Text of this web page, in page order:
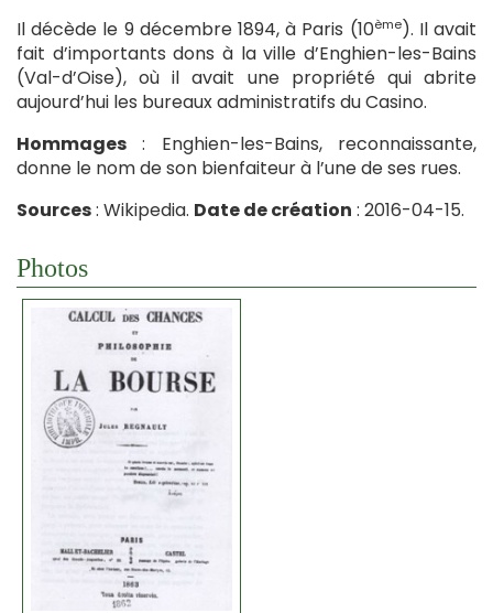
Il décède le 9 décembre 1894, à Paris (10ème). Il avait
fait d’importants dons à la ville d’Enghien-les-Bains
(Val-d’Oise), où il avait une propriété qui abrite
aujourd’hui les bureaux administratifs du Casino.
Hommages : Enghien-les-Bains, reconnaissante,
donne le nom de son bienfaiteur à l’une de ses rues.
Sources: Wikipedia. Date de création : 2016-04-15.
Photos